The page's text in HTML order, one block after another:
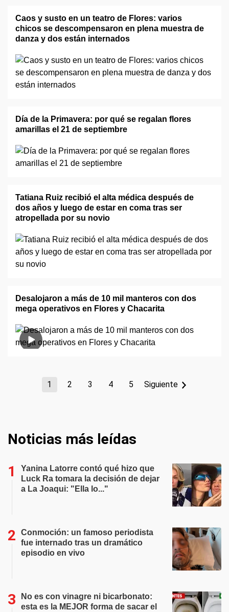
Caos y susto en un teatro de Flores: varios
chicos se descompensaron en plena muestra de
danza y dos están internados
Día de la Primavera: por qué se regalan flores
amarillas el 21 de septiembre
Tatiana Ruiz recibió el alta médica después de
dos años y luego de estar en coma tras ser
atropellada por su novio
Desalojaron a más de 10 mil manteros con dos
mega operativos en Flores y Chacarita
1 2 3 4 5 Siguiente
Noticias más leídas
Yanina Latorre contó qué hizo que
Luck Ra tomara la decisión de dejar
a La Joaqui: "Ella lo..."
Conmoción: un famoso periodista
fue internado tras un dramático
episodio en vivo
No es con vinagre ni bicarbonato:
esta es la MEJOR forma de sacar el